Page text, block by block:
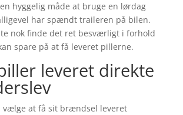
hyggelig måde at bruge en lørdag
har spændt traileren på bilen.
nok finde det ret besværligt i forhold
spare på at få leveret pillerne.
leveret direkte
vælge at få sit brændsel leveret